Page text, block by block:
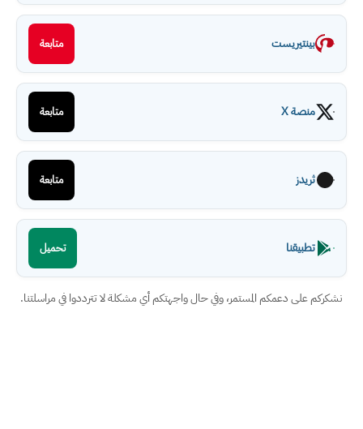
بينتيريست متابعة
منصة X متابعة
ثريدز متابعة
تطبيقنا تحميل
نشكركم على دعمكم المستمر، وفي حال واجهتكم أي مشكلة لا تترددوا في مراسلتنا.